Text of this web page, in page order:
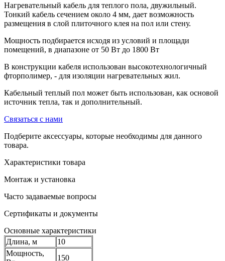
Нагревательный кабель для теплого пола, двужильный.
Тонкий кабель сечением около 4 мм, дает возможность
размещения в слой плиточного клея на пол или стену.
Мощность подбирается исходя из условий и площади
помещений, в диапазоне от 50 Вт до 1800 Вт
В конструкции кабеля использован высокотехнологичный
фторполимер, - для изоляции нагревательных жил.
Кабельный теплый пол может быть использован, как основой
источник тепла, так и дополнительный.
Связаться с нами
Подберите аксессуары, которые необходимы для данного
товара.
Характеристики товара
Монтаж и установка
Часто задаваемые вопросы
Сертификаты и документы
Основные характеристики
Длина, м
10
Мощность,
150